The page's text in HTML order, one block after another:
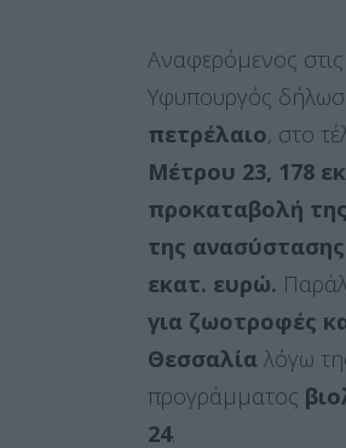
Αναφερόμενος στις
Υφυπουργός
πετρέλαιο, στο
Μέτρου 23, 178
προκαταβολή
της
εκατ. ευρώ.
για ζωοτροφές
Θεσσαλία λόγω
προγράμματος
24.